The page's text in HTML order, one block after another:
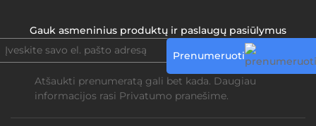
Gauk asmeninius produktų ir paslaugų pasiūlymus
Prenumeruoti
Atšaukti prenumeratą gali bet kada. Daugiau
informacijos rasi Privatumo pranešime.